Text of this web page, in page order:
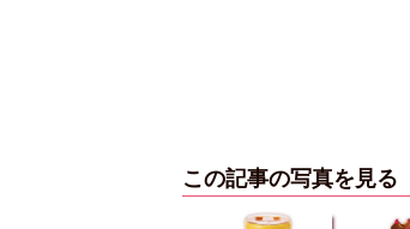
この記事の写真を見る